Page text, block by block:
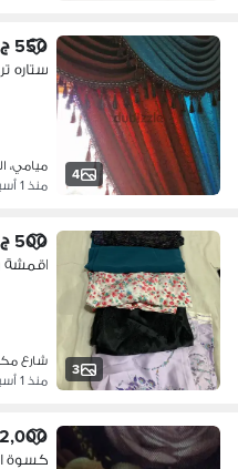
4
550 ج.م
ستاره
ميامي،
منذ 1 أسبوع
3
500 ج.م
اقمشة
شارع
منذ 1 أسبوع
2,000 ج.م
كسوة